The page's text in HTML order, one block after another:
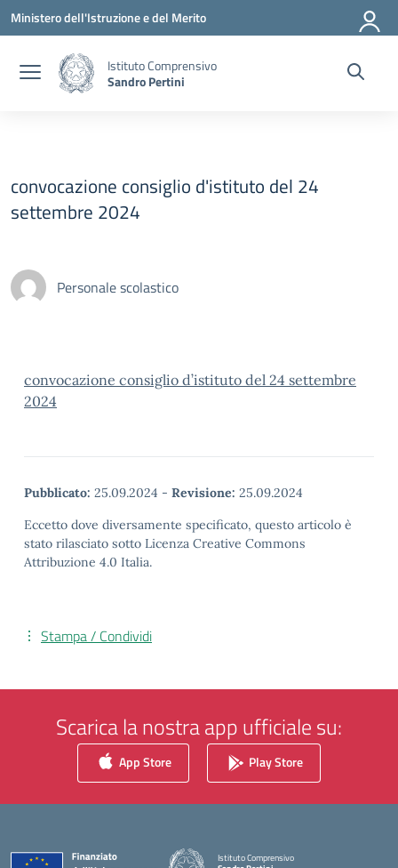
Vai ai contenuti
Vai al menu di navigazione
Vai al footer
Ministero dell'Istruzione e del Merito
Istituto Comprensivo
Sandro Pertini
convocazione consiglio d'istituto del 24
settembre 2024
Personale scolastico
convocazione consiglio d’istituto del 24 settembre
2024
Pubblicato: 25.09.2024 - Revisione: 25.09.2024
Eccetto dove diversamente specificato, questo articolo è
stato rilasciato sotto Licenza Creative Commons
Attribuzione 4.0 Italia.
Stampa / Condividi
Scarica la nostra app ufficiale su:
App Store Play Store
Istituto Comprensivo